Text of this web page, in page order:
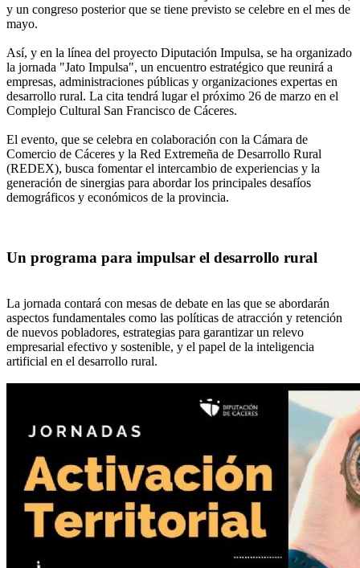
y un congreso posterior que se tiene previsto se celebre en el mes de
mayo.
Así, y en la línea del proyecto Diputación Impulsa, se ha organizado
la jornada "Jato Impulsa", un encuentro estratégico que reunirá a
empresas, administraciones públicas y organizaciones expertas en
desarrollo rural. La cita tendrá lugar el próximo 26 de marzo en el
Complejo Cultural San Francisco de Cáceres.
El evento, que se celebra en colaboración con la Cámara de
Comercio de Cáceres y la Red Extremeña de Desarrollo Rural
(REDEX), busca fomentar el intercambio de experiencias y la
generación de sinergias para abordar los principales desafíos
demográficos y económicos de la provincia.
Un programa para impulsar el desarrollo rural
La jornada contará con mesas de debate en las que se abordarán
aspectos fundamentales como las políticas de atracción y retención
de nuevos pobladores, estrategias para garantizar un relevo
empresarial efectivo y sostenible, y el papel de la inteligencia
artificial en el desarrollo rural.